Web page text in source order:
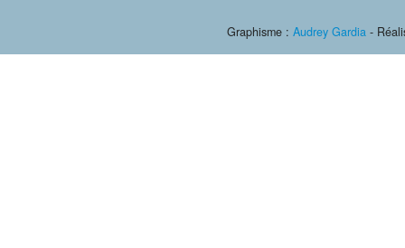
Graphisme : Audrey Gardia -